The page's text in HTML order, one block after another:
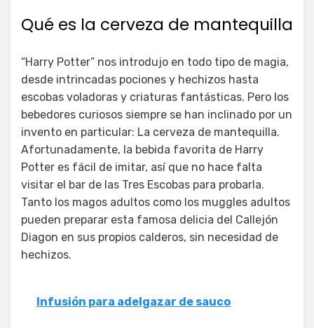
Qué es la cerveza de mantequilla
“Harry Potter” nos introdujo en todo tipo de magia,
desde intrincadas pociones y hechizos hasta
escobas voladoras y criaturas fantásticas. Pero los
bebedores curiosos siempre se han inclinado por un
invento en particular: La cerveza de mantequilla.
Afortunadamente, la bebida favorita de Harry
Potter es fácil de imitar, así que no hace falta
visitar el bar de las Tres Escobas para probarla.
Tanto los magos adultos como los muggles adultos
pueden preparar esta famosa delicia del Callejón
Diagon en sus propios calderos, sin necesidad de
hechizos.
Infusión para adelgazar de sauco